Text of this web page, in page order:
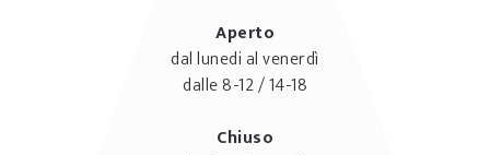
Aperto
dal lunedi al venerdì
dalle 8-12 / 14-18
Chiuso